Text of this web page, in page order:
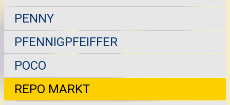
PENNY
PFENNIGPFEIFFER
POCO
REPO MARKT